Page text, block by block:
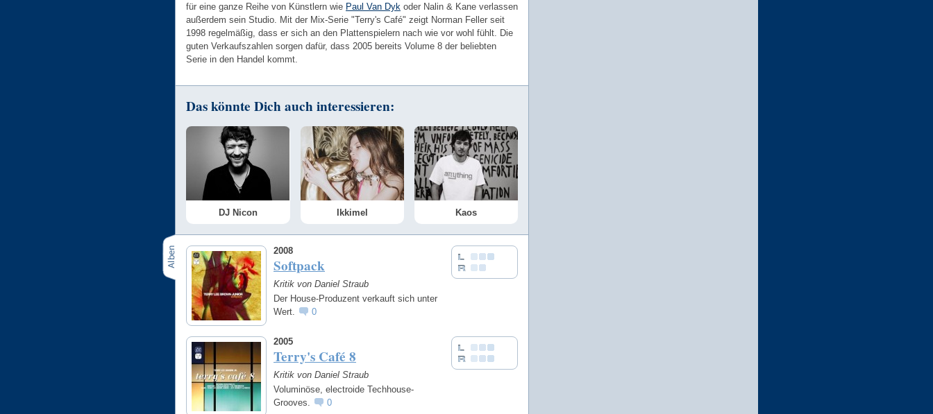
für eine ganze Reihe von Künstlern wie Paul Van Dyk oder Nalin & Kane verlassen
außerdem sein Studio. Mit der Mix-Serie "Terry's Café" zeigt Norman Feller seit
1998 regelmäßig, dass er sich an den Plattenspielern nach wie vor wohl fühlt. Die
guten Verkaufszahlen sorgen dafür, dass 2005 bereits Volume 8 der beliebten
Serie in den Handel kommt.
Das könnte Dich auch interessieren:
DJ Nicon Ikkimel Kaos
2008
Softpack
Kritik von Daniel Straub
Der House-Produzent verkauft sich unter
Wert.
0
2005
Terry's Café 8
Kritik von Daniel Straub
Voluminöse, electroide Techhouse-
Grooves.
0